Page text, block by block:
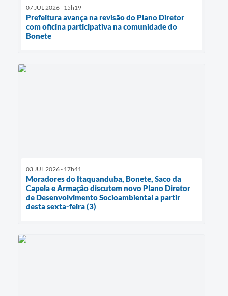
07 JUL 2026 - 15h19
Prefeitura avança na revisão do Plano Diretor
com oficina participativa na comunidade do
Bonete
03 JUL 2026 - 17h41
Moradores do Itaquanduba, Bonete, Saco da
Capela e Armação discutem novo Plano Diretor
de Desenvolvimento Socioambiental a partir
desta sexta-feira (3)